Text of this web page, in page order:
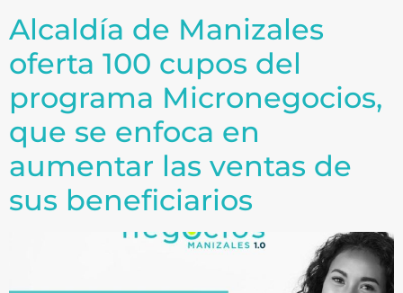
Alcaldía de Manizales
oferta 100 cupos del
programa Micronegocios,
que se enfoca en
aumentar las ventas de
sus beneficiarios